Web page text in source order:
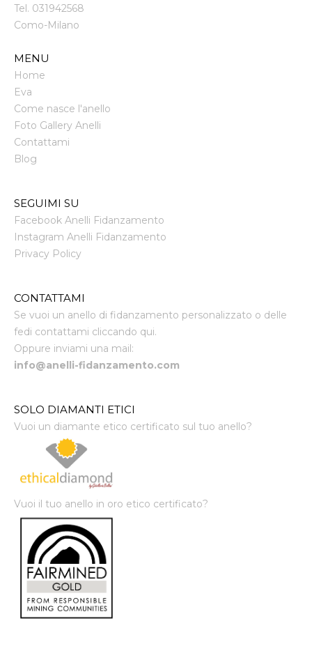
Tel. 031942568
Como-Milano
MENU
Home
Eva
Come nasce l'anello
Foto Gallery Anelli
Contattami
Blog
SEGUIMI SU
Facebook Anelli Fidanzamento
Instagram Anelli Fidanzamento
Privacy Policy
CONTATTAMI
Se vuoi un anello di fidanzamento personalizzato o delle
fedi contattami cliccando qui.
Oppure inviami una mail:
info@anelli-fidanzamento.com
SOLO DIAMANTI ETICI
Vuoi un diamante etico certificato sul tuo anello?
Vuoi il tuo anello in oro etico certificato?